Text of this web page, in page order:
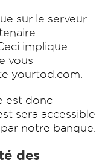
sur le serveur
implique
vous
yourtod.com.
est donc
sera accessible
notre banque.
des